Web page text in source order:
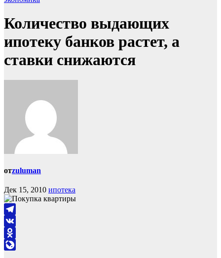
Количество выдающих
ипотеку банков растет, а
ставки снижаются
отzuluman
Дек 15, 2010 ипотека
Telegram
VK
Odnoklassniki